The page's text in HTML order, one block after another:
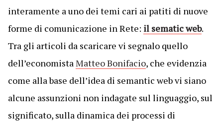
interamente a uno dei temi cari ai patiti di nuove
forme di comunicazione in Rete: il sematic web.
Tra gli articoli da scaricare vi segnalo quello
dell’economistaMatteo Bonifacio, che evidenzia
come alla base dell’idea di semantic web vi siano
alcune assunzioni non indagate sul linguaggio, sul
significato, sulla dinamica dei processi di